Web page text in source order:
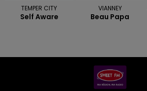
TEMPER CITY
Self Aware
VIANNEY
Beau Papa